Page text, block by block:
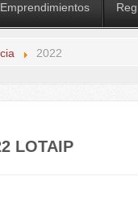
Emprendimientos
2022
LOTAIP